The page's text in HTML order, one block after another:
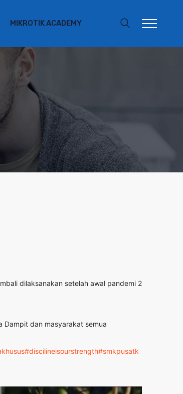
MIKROTIK ACADEMY
dilaksanakan setelah awal pandemi 2
Dampit dan masyarakat semua
#discilineisourstrength#smkpusatk